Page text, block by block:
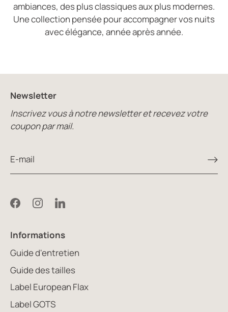
ambiances, des plus classiques aux plus modernes.
Une collection pensée pour accompagner vos nuits
avec élégance, année après année.
Newsletter
Inscrivez vous à notre newsletter et recevez votre
coupon par mail.
Informations
Guide d'entretien
Guide des tailles
Label European Flax
Label GOTS